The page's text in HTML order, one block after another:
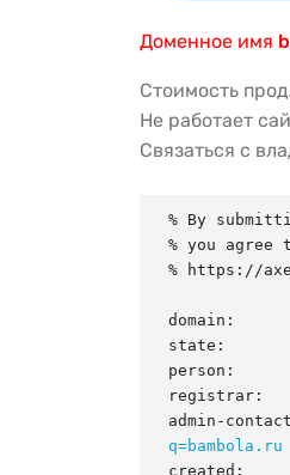
Доменное имя
Стоимость
Не работает
Связаться с
% By
% you
% https://
domain:
state:
person:
registrar:
admin-
q=bambola.ru
created: